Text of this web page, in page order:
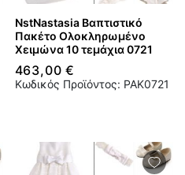
NstNastasia Βαπτιστικό
Πακέτο Ολοκληρωμένο
Χειμώνα 10 τεμάχια 0721
463,00 €
Κωδικός Προϊόντος: PAK0721